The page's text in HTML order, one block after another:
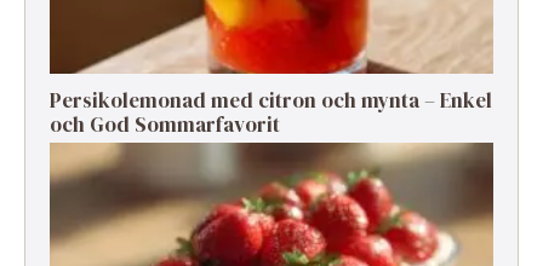
Persikolemonad med citron och mynta – Enkel
och God Sommarfavorit